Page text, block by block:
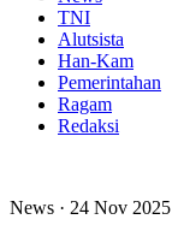
TNI
Alutsista
Han-Kam
Pemerintahan
Ragam
Redaksi
News · 24 Nov 2025